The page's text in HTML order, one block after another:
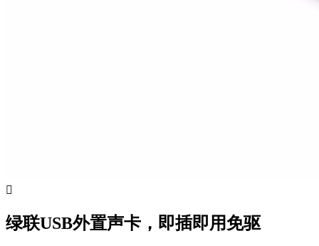

绿联USB外置声卡，即插即用免驱